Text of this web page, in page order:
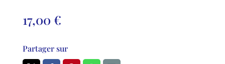
17,00 €
Partager sur